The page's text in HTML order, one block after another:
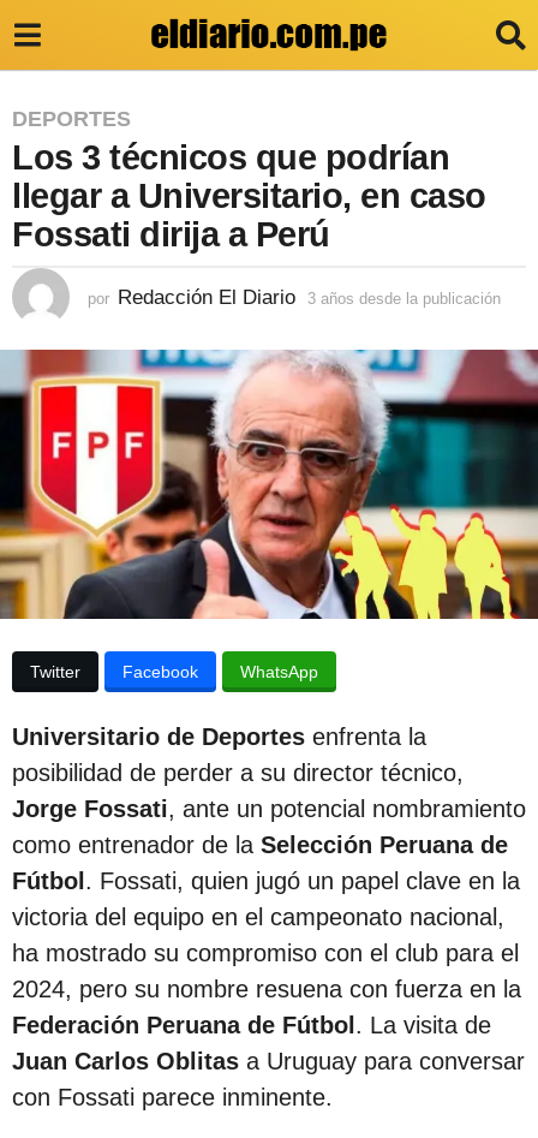
3
a
ñ
o
d
d
a
p
u
b
l
i
c
a
c
i
ó
n
3
a
ñ
o
s
DEPORTES
Los 3 técnicos que podrían
llegar a Universitario, en caso
Fossati dirija a Perú
por Redacción El Diario 3 años desde la publicación
o
e
a
p
u
b
n
Twitter Facebook WhatsApp
Universitario de Deportes enfrenta la
posibilidad de perder a su director técnico,
Jorge Fossati, ante un potencial nombramiento
como entrenador de la Selección Peruana de
Fútbol . Fossati, quien jugó un papel clave en la
victoria del equipo en el campeonato nacional,
ha mostrado su compromiso con el club para el
2024, pero su nombre resuena con fuerza en la
Federación Peruana de Fútbol . La visita de
Juan Carlos Oblitas a Uruguay para conversar
con Fossati parece inminente.